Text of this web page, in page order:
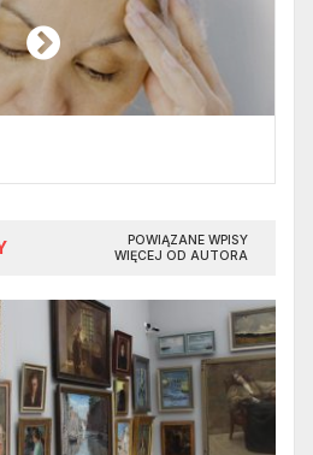
POWIĄZANE WPISY
WIĘCEJ OD AUTORA